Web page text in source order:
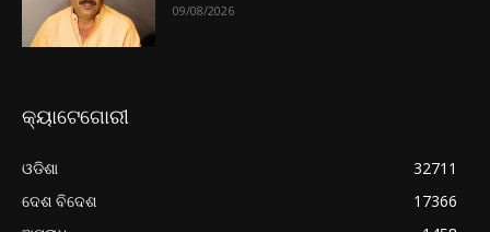
09/08/2026
କ୍ୟାଟେଗୋରୀ
ଓଡିଶା
32711
ଦେଶ ବିଦେଶ
17366